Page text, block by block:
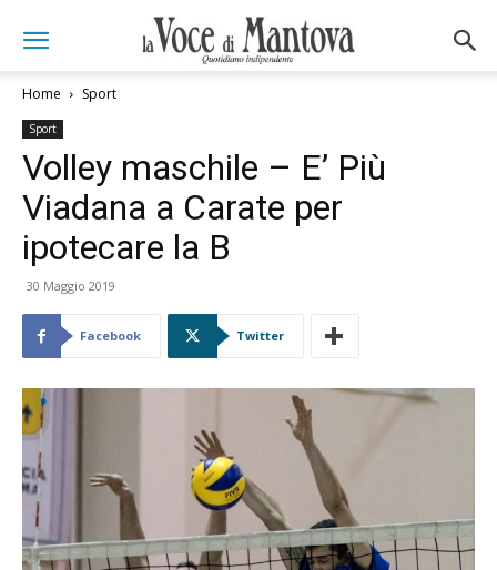
Home Sport
Sport
Volley maschile – E’ Più
Viadana a Carate per
ipotecare la B
30 Maggio 2019
Facebook Twitter